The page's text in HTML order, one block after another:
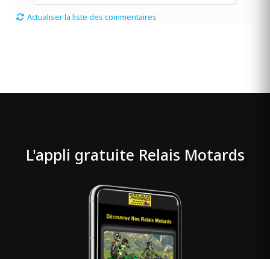
Actualiser la liste des commentaires
L'appli gratuite Relais Motards